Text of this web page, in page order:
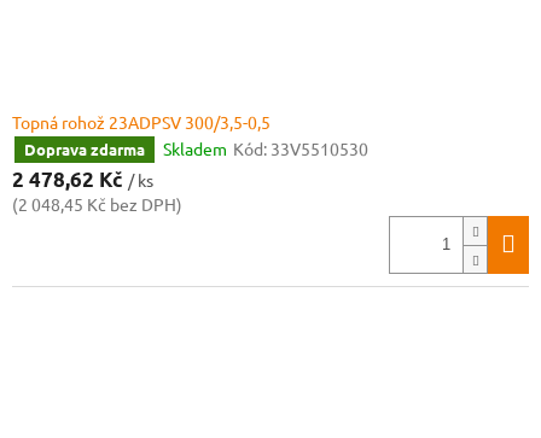
Topná rohož 23ADPSV 300/3,5-0,5
Doprava zdarma Skladem Kód: 33V5510530
2 478,62 Kč / ks
(2 048,45 Kč bez DPH)